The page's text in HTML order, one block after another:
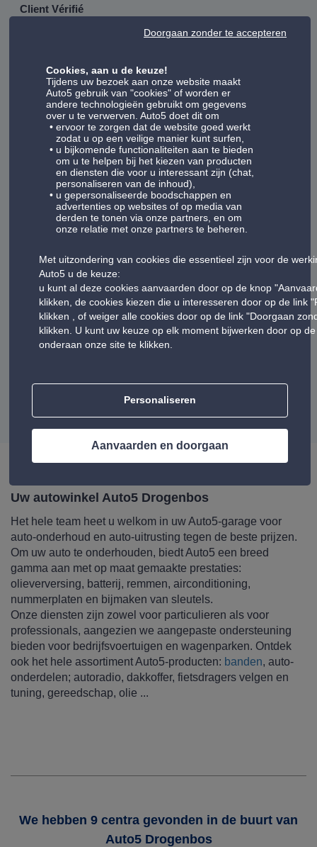
Client Vérifié
Service conforme et personnel charmant
Client Vérifié
29/07/2026
J’ai attendu de 9h30 â 14h30
Client Vérifié
27/07/2026
Heel vriendelijk, goede service. Zeker een aanrader
Weergave van meningen:6-10
Uw autowinkel Auto5 Drogenbos
Het hele team heet u welkom in uw Auto5-garage voor
auto-onderhoud en auto-uitrusting tegen de beste prijzen.
Om uw auto te onderhouden, biedt Auto5 een breed
gamma aan met op maat gemaakte prestaties:
olieverversing, batterij, remmen, airconditioning,
nummerplaten en bijmaken van sleutels.
Onze diensten zijn zowel voor particulieren als voor
professionals, aangezien we aangepaste ondersteuning
bieden voor bedrijfsvoertuigen en wagenparken. Ontdek
ook het hele assortiment Auto5-producten: banden, auto-
onderdelen; autoradio, dakkoffer, fietsdragers velgen en
tuning, gereedschap, olie ...
We hebben 9 centra gevonden in de buurt van
Auto5 Drogenbos
Cookies, aan u de keuze!
Tijdens uw bezoek aan onze website maakt
Auto5 gebruik van "cookies" of worden er
andere technologieën gebruikt om gegevens
over u te verwerven. Auto5 doet dit om
ervoor te zorgen dat de website goed werkt
zodat u op een veilige manier kunt surfen,
u bijkomende functionaliteiten aan te bieden
om u te helpen bij het kiezen van producten
en diensten die voor u interessant zijn (chat,
personaliseren van de inhoud),
u gepersonaliseerde boodschappen en
advertenties op websites of op media van
derden te tonen via onze partners, en om
onze relatie met onze partners te beheren.
Met uitzondering van cookies die essentieel zijn voor de
Auto5 u de keuze:
u kunt al deze cookies aanvaarden door op de knop
klikken, de cookies kiezen die u interesseren door op de link
klikken , of weiger alle cookies door op de link "Doorgaan
klikken. U kunt uw keuze op elk moment bijwerken door op
onderaan onze site te klikken.
Personaliseren
Doorgaan zonder te accepteren
Aanvaarden en doorgaan